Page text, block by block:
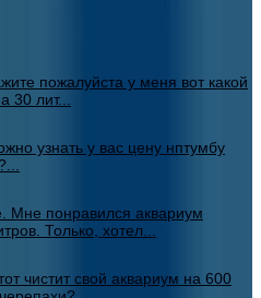
пожалуйста у меня вот какой
30 лит...
узнать у вас цену нптумбу
Мне понравился аквариум
Только, хотел...
чистит свой аквариум на 600